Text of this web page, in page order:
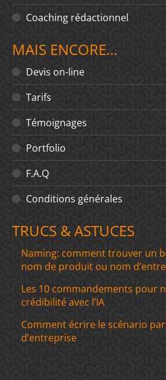
Coaching rédactionnel
MAIS ENCORE…
Devis on-line
Tarifs
Témoignages
Portfolio
F.A.Q
Conditions générales
TRUCS & ASTUCES
Naming: comment trouver un
nom de produit ou nom
Les 10 commandements pour
crédibilité avec l’IA
Comment écrire le scénario
d’entreprise